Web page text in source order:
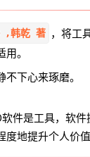
,韩乾 著 ，将工
。
下心来琢磨。
件是工具，软
地提升个人价值